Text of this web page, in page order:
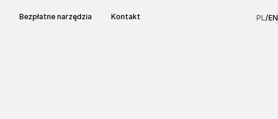
Bezpłatne narzędzia Kontakt PL/EN